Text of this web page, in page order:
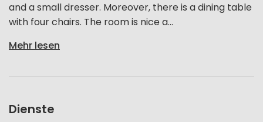
and a small dresser. Moreover, there is a dining table
with four chairs. The room is nice a...
Mehr lesen
Dienste